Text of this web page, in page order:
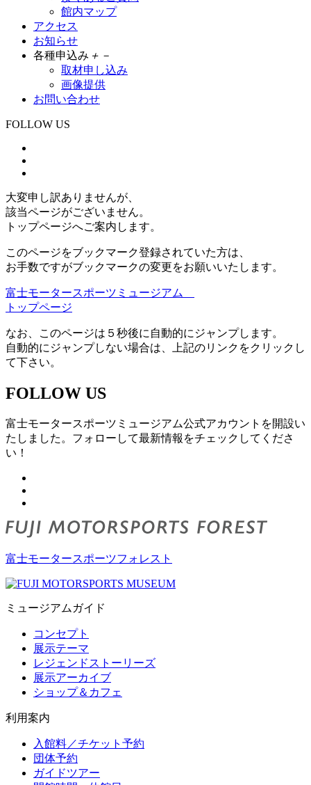
館内マップ
アクセス
お知らせ
各種申込み ＋ －
取材申し込み
画像提供
お問い合わせ
FOLLOW US
大変申し訳ありませんが、
該当ページがございません。
トップページへご案内します。
このページをブックマーク登録されていた方は、
お手数ですがブックマークの変更をお願いいたします。
富士モータースポーツミュージアム
トップページ
なお、このページは５秒後に自動的にジャンプします。
自動的にジャンプしない場合は、上記のリンクをクリックし
て下さい。
FOLLOW US
富士モータースポーツミュージアム公式アカウントを開設い
たしました。フォローして最新情報をチェックしてくださ
い！
富士モータースポーツフォレスト
ミュージアムガイド
コンセプト
展示テーマ
レジェンドストーリーズ
展示アーカイブ
ショップ＆カフェ
利用案内
入館料／チケット予約
団体予約
ガイドツアー